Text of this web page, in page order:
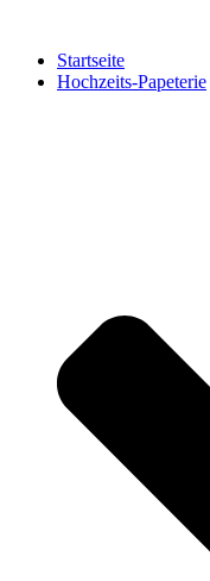
springenStartseite
Hochzeits-Papeterie